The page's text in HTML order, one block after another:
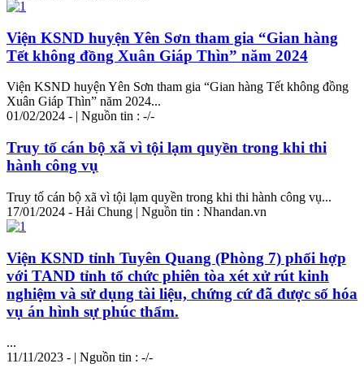
Viện KSND huyện Yên Sơn tham gia “Gian hàng
Tết không đồng Xuân Giáp Thìn” năm 2024
Viện KSND huyện Yên Sơn tham gia “Gian hàng Tết không đồng
Xuân Giáp Thìn” năm 2024...
01/02/2024 - | Nguồn tin : -/-
Truy tố cán bộ xã vì tội lạm quyền trong khi thi
hành công vụ
Truy tố cán bộ xã vì tội lạm quyền trong khi thi hành công vụ...
17/01/2024 - Hải Chung | Nguồn tin : Nhandan.vn
Viện KSND tỉnh Tuyên Quang (Phòng 7) phối hợp
với TAND tỉnh tổ chức phiên tòa xét xử rút kinh
nghiệm và sử dụng tài liệu, chứng cứ đã được số hóa
vụ án hình sự phúc thẩm.
...
11/11/2023 - | Nguồn tin : -/-